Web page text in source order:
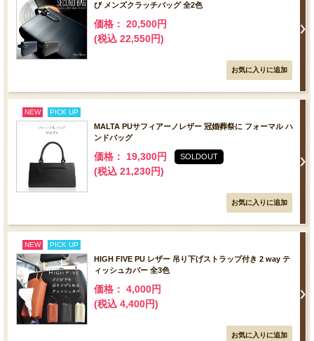
び メンズクラッチバッグ 全2色
価格： 20,500円
(税込 22,550円)
NEW PICK UP
MALTA PUサフィアーノレザー 冠婚葬祭に フォーマル ハ
ンドバッグ
価格： 19,300円
(税込 21,230円)
SOLDOUT
NEW PICK UP
HIGH FIVE PU レザー 吊り下げストラップ付き 2 way テ
ィッシュカバー 全3色
価格： 4,000円
(税込 4,400円)